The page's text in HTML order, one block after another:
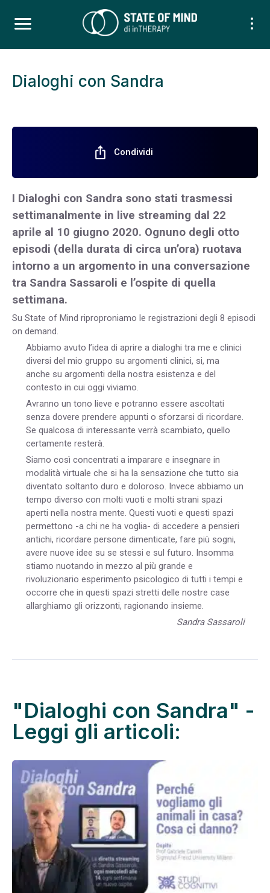
Dialoghi con Sandra
ios_share Condividi
I Dialoghi con Sandra sono stati trasmessi
settimanalmente in live streaming dal 22
aprile al 10 giugno 2020. Ognuno degli otto
episodi (della durata di circa un’ora) ruotava
intorno a un argomento in una conversazione
tra Sandra Sassaroli e l’ospite di quella
settimana.
Su State of Mind riproproniamo le registrazioni degli 8 episodi
on demand.
Abbiamo avuto l’idea di aprire a dialoghi tra me e clinici
diversi del mio gruppo su argomenti clinici, si, ma
anche su argomenti della nostra esistenza e del
contesto in cui oggi viviamo.
Avranno un tono lieve e potranno essere ascoltati
senza dovere prendere appunti o sforzarsi di ricordare.
Se qualcosa di interessante verrà scambiato, quello
certamente resterà.
Siamo così concentrati a imparare e insegnare in
modalità virtuale che si ha la sensazione che tutto sia
diventato soltanto duro e doloroso. Invece abbiamo un
tempo diverso con molti vuoti e molti strani spazi
aperti nella nostra mente. Questi vuoti e questi spazi
permettono -a chi ne ha voglia- di accedere a pensieri
antichi, ricordare persone dimenticate, fare più sogni,
avere nuove idee su se stessi e sul futuro. Insomma
stiamo nuotando in mezzo al più grande e
rivoluzionario esperimento psicologico di tutti i tempi e
occorre che in questi spazi stretti delle nostre case
allarghiamo gli orizzonti, ragionando insieme.
Sandra Sassaroli
"Dialoghi con Sandra" -
Leggi gli articoli: